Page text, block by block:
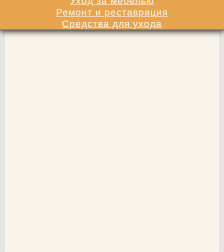
Ремонт и реставрация
Средства для ухода